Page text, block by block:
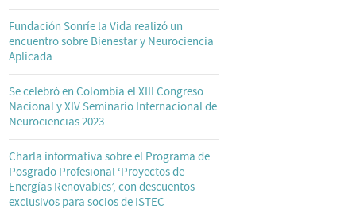
Fundación Sonríe la Vida realizó un
encuentro sobre Bienestar y Neurociencia
Aplicada
Se celebró en Colombia el XIII Congreso
Nacional y XIV Seminario Internacional de
Neurociencias 2023
Charla informativa sobre el Programa de
Posgrado Profesional ‘Proyectos de
Energías Renovables’, con descuentos
exclusivos para socios de ISTEC